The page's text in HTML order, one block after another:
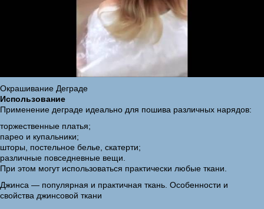
Окрашивание Деграде
Использование
Применение деграде идеально для пошива различных нарядов:
торжественные платья;
парео и купальники;
шторы, постельное белье, скатерти;
различные повседневные вещи.
При этом могут использоваться практически любые ткани.
Джинса — популярная и практичная ткань. Особенности и
свойства джинсовой ткани